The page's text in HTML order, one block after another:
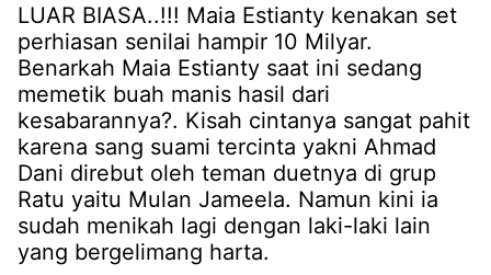
LUAR BIASA..!!! Maia Estianty kenakan set
perhiasan senilai hampir 10 Milyar.
Benarkah Maia Estianty saat ini sedang
memetik buah manis hasil dari
kesabarannya?. Kisah cintanya sangat pahit
karena sang suami tercinta yakni Ahmad
Dani direbut oleh teman duetnya di grup
Ratu yaitu Mulan Jameela. Namun kini ia
sudah menikah lagi dengan laki-laki lain
yang bergelimang harta.